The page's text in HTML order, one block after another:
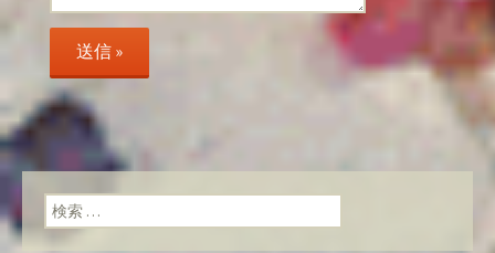
検索: